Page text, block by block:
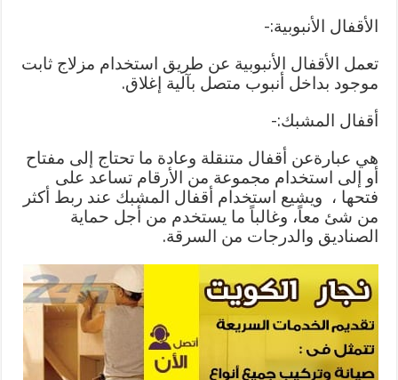
الأقفال الأنبوبية:-
تعمل الأقفال الأنبوبية عن طريق استخدام مزلاج ثابت
موجود بداخل أنبوب متصل بآلية إغلاق.
أقفال المشبك:-
هي عبارةعن أقفال متنقلة وعادة ما تحتاج إلى مفتاح
أو إلى استخدام مجموعة من الأرقام تساعد على
فتحها ، ويشيع استخدام أقفال المشبك عند ربط أكثر
من شئ معاً، وغالباً ما يستخدم من أجل حماية
الصناديق والدرجات من السرقة.